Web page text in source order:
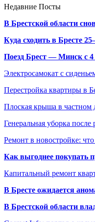
Недавние Посты
В Брестской области
Куда сходить в Бресте
Поезд Брест — Минск с 4
Электросамокат с
Перестройка квартиры в
Плоская крыша в частном
Генеральная уборка после
Ремонт в новостройке:
Как выгоднее покупать
Капитальный ремонт
В Бресте ожидается
В Брестской области